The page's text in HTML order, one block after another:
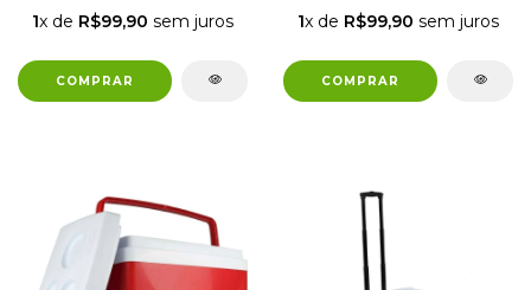
1x de R$99,90 sem juros
1x de R$99,90 sem juros